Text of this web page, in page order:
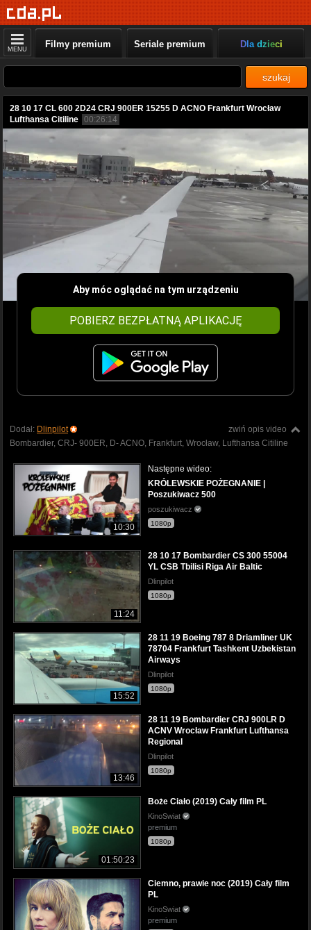
MENU Filmy premium Seriale premium Dla dzieci
szukaj
28 10 17 CL 600 2D24 CRJ 900ER 15255 D ACNO Frankfurt Wrocław
Lufthansa Citiline 00:26:14
Aby móc oglądać na tym urządzeniu
POBIERZ BEZPŁATNĄ APLIKACJĘ
zwiń opis video
Dodał: Dlinpilot
Bombardier, CRJ- 900ER, D- ACNO, Frankfurt, Wrocław, Lufthansa Citiline
10:30
Następne wideo:
KRÓLEWSKIE POŻEGNANIE |
Poszukiwacz 500
poszukiwacz
1080p
11:24
28 10 17 Bombardier CS 300 55004
YL CSB Tbilisi Riga Air Baltic
Dlinpilot
1080p
15:52
28 11 19 Boeing 787 8 Driamliner UK
78704 Frankfurt Tashkent Uzbekistan
Airways
Dlinpilot
1080p
13:46
28 11 19 Bombardier CRJ 900LR D
ACNV Wrocław Frankfurt Lufthansa
Regional
Dlinpilot
1080p
01:50:23
Boże Ciało (2019) Cały film PL
KinoSwiat
premium
1080p
Ciemno, prawie noc (2019) Cały film
PL
KinoSwiat
premium